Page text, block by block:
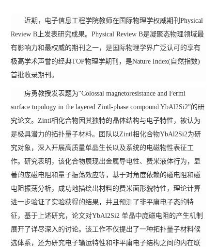
近期，电子信息工程学院教师在国际物理学权威期刊Physical
Review B上发表研究成果。Physical Review B是凝聚态物理领域最
有影响力和最权威的期刊之一，是国际物理学界广泛认可的享有
极高学术声誉的经典TOP物理学期刊，是Nature Index(自然指数)
首批收录期刊。
房勇教授发表题为“Colossal magnetoresistance and Fermi
surface topology in the layered Zintl-phase compound YbAl2Si2”的研
究论文。Zintl相化合物因其独特的晶体结构与电子特性，被认为
是极具潜力的拓扑量子材料。团队以Zintl相化合物YbAl2Si2为研
究对象，深入开展高质量单晶生长以及系统的电磁物性表征工
作。研究表明，该化合物展现出金属导电性、费米液体行为，显
著的庞磁电阻和量子振荡效应等，基于对角度依赖的磁电阻和磁
电阻振荡分析，成功地描绘出材料的费米面形貌特性，理论计算
进一步验证了实验获得的结果，并且预测了非平庸电子态的特
征，基于上述研究，论文对YbAl2Si2 单晶中庞磁电阻的产生机制
展开了详尽深入的讨论。该工作不仅提出了一种拓扑量子材料候
选体系，还为研究电子输运特性和非平庸电子结构之间的内在联